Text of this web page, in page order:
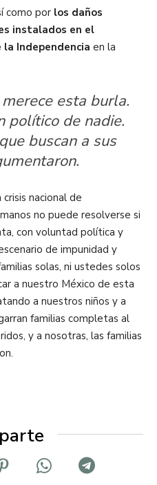
como por los daños
instalados en el
Independencia en la
esta burla.
político de nadie.
buscan a sus
nacional de
no puede resolverse si
con voluntad política y
de impunidad y
solas, ni ustedes solos
a nuestro México de esta
a nuestros niños y a
familias completas al
y a nosotras, las familias